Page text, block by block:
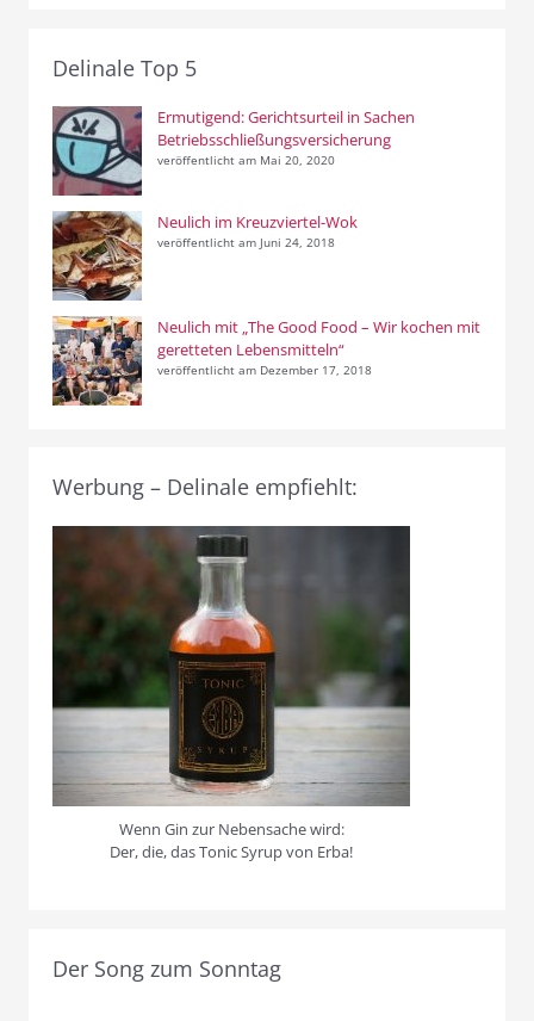
Delinale Top 5
Ermutigend: Gerichtsurteil in Sachen
Betriebsschließungsversicherung
veröffentlicht am Mai 20, 2020
Neulich im Kreuzviertel-Wok
veröffentlicht am Juni 24, 2018
Neulich mit „The Good Food – Wir kochen mit
geretteten Lebensmitteln“
veröffentlicht am Dezember 17, 2018
Werbung – Delinale empfiehlt:
Wenn Gin zur Nebensache wird:
Der, die, das Tonic Syrup von Erba!
Der Song zum Sonntag